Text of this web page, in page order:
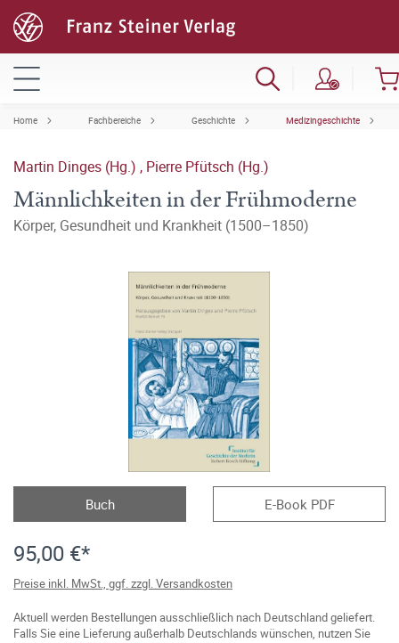
Home Fachbereiche Geschichte Medizingeschichte
Martin Dinges (Hg.) , Pierre Pfütsch (Hg.)
Männlichkeiten in der Frühmoderne
Körper, Gesundheit und Krankheit (1500–1850)
Buch E-Book PDF
95,00 €*
Preise inkl. MwSt., ggf. zzgl. Versandkosten
Aktuell werden Bestellungen ausschließlich nach Deutschland geliefert.
Falls Sie eine Lieferung außerhalb Deutschlands wünschen, nutzen Sie